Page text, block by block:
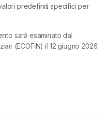
predefiniti specifici per
sarà esaminato dal
(ECOFIN) il 12 giugno 2026.